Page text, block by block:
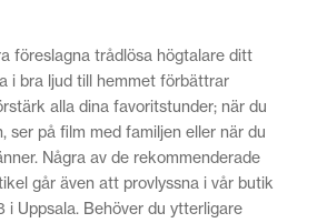
föreslagna trådlösa högtalare ditt
i bra ljud till hemmet förbättrar
alla dina favoritstunder; när du
ser på film med familjen eller när du
Några av de rekommenderade
går även att provlyssna i vår butik
i Uppsala. Behöver du ytterligare